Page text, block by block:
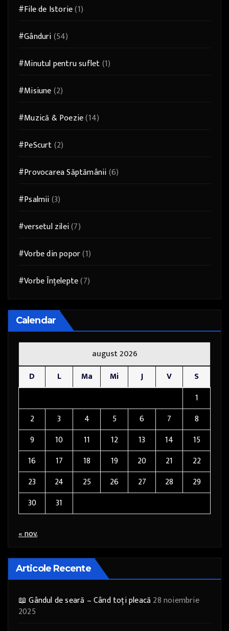
#File de Istorie(1)
#Gânduri(54)
#Minutul pentru suflet(1)
#Misiune(2)
#Muzică & Poezie(14)
#PeScurt(2)
#Provocarea Săptămânii(6)
#Psalmii(3)
#versetul zilei(7)
#Vorbe din popor(1)
#Vorbe Înțelepte(7)
Calendar
august 2026
D
L Ma Mi J V
S
1
2
3 4 5 6 7
8
9
10 11 12 13 14
15
16
17 18 19 20 21
22
23
24 25 26 27 28
29
30
31
« nov.
Articole Recente
📖 Gândul de seară – Când toți pleacă 28 noiembrie
2025